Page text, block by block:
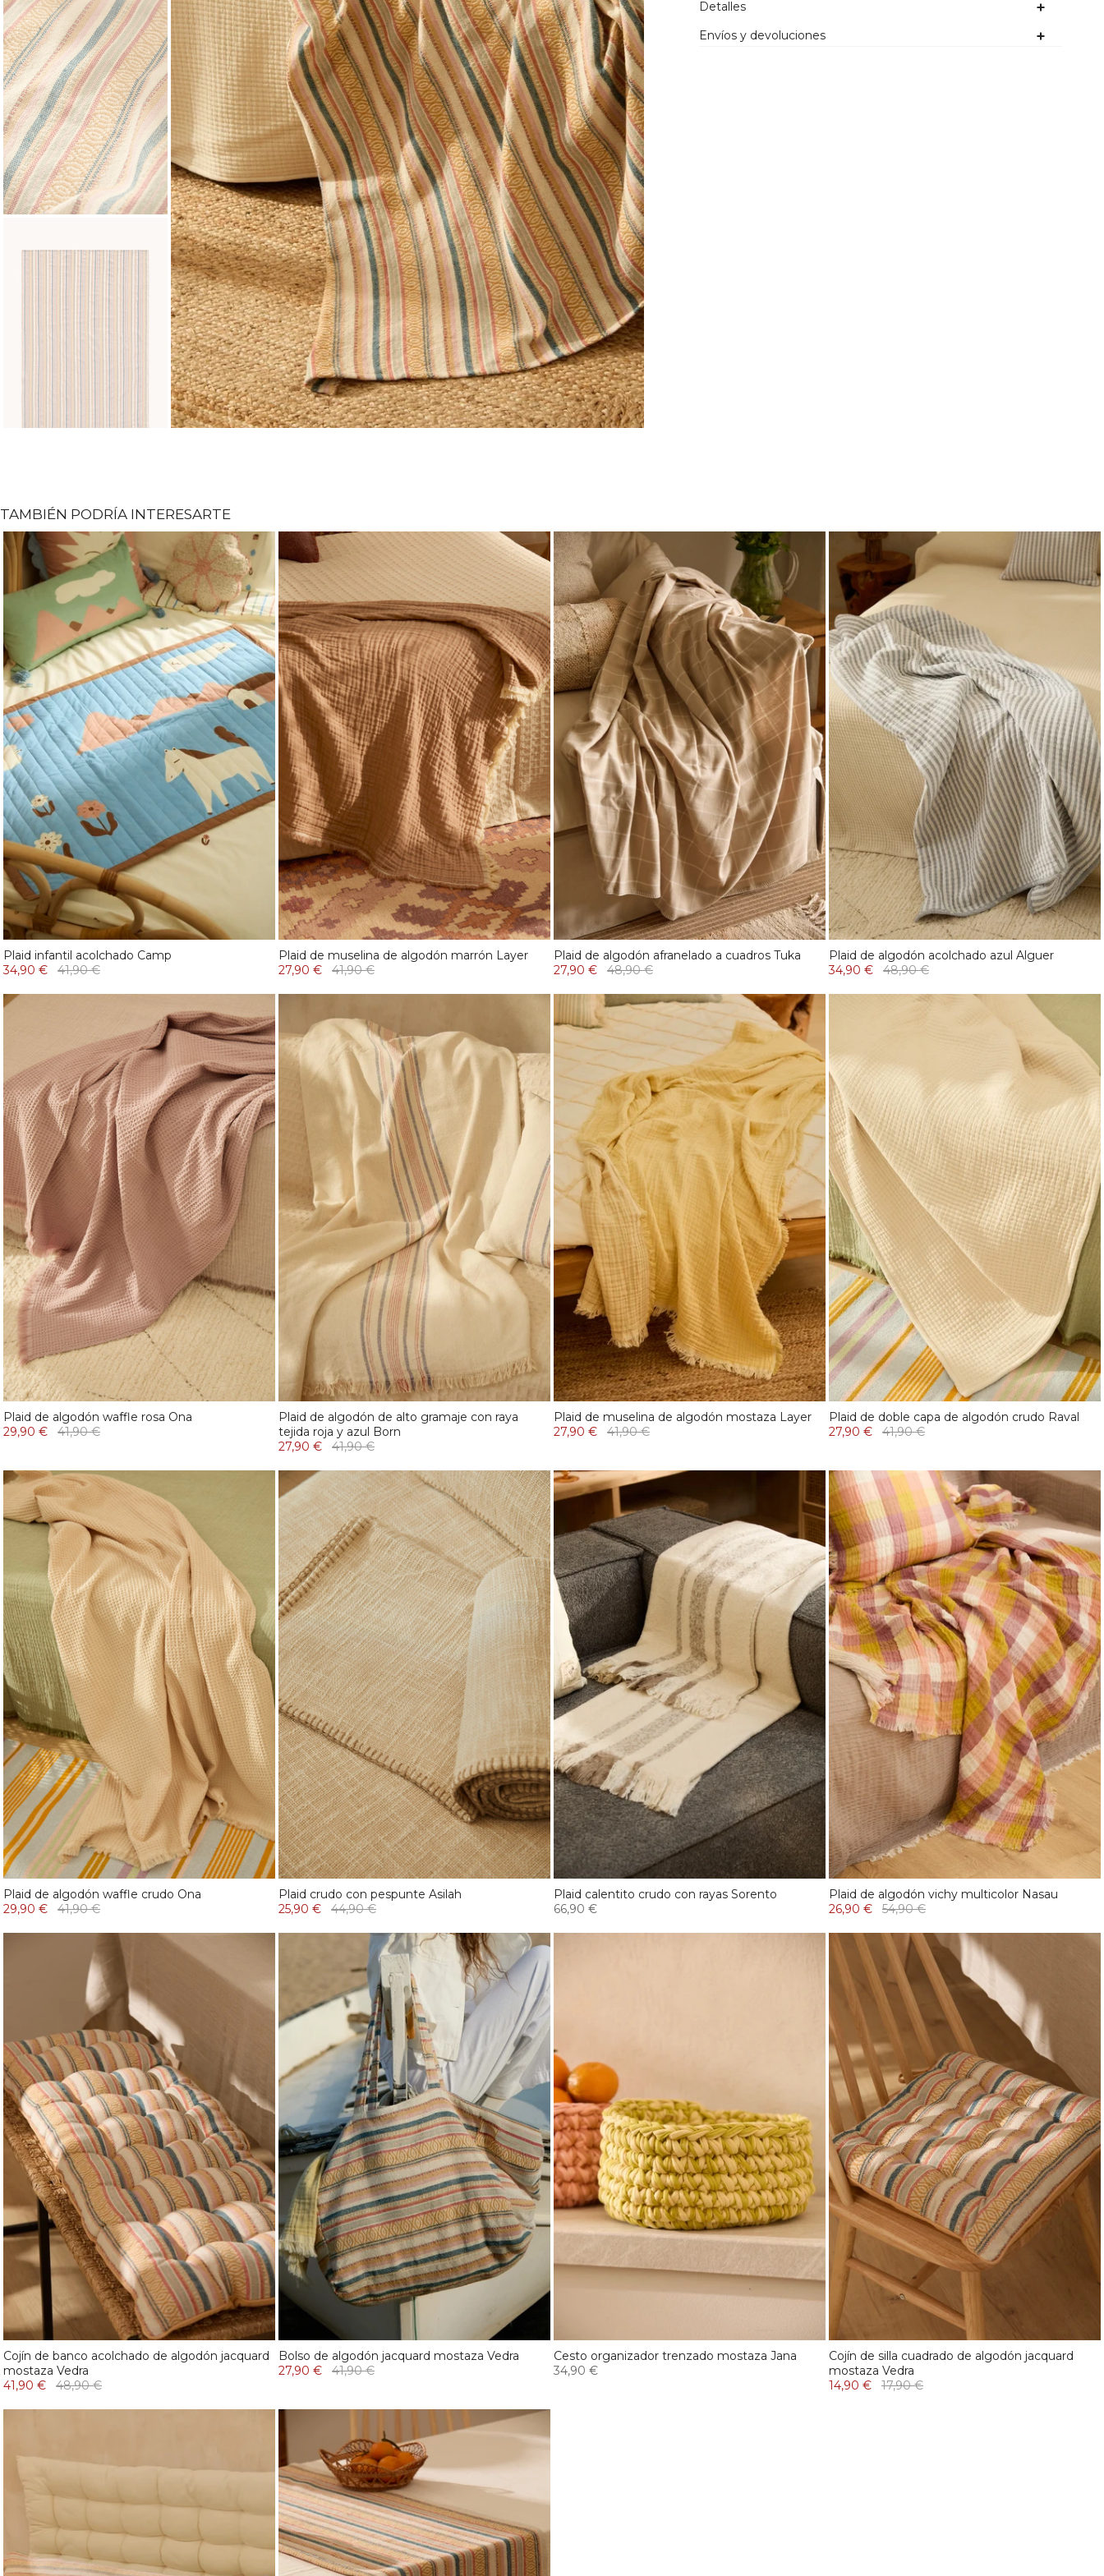
Detalles
Envíos y devoluciones
TAMBIÉN PODRÍA INTERESARTE
Plaid infantil acolchado Camp
34,90 €
41,90 €
Plaid de muselina de algodón marrón Layer
27,90 €
41,90 €
Plaid de algodón afranelado a cuadros Tuka
27,90 €
48,90 €
Plaid de algodón acolchado azul Alguer
34,90 €
48,90 €
Plaid de algodón waffle rosa Ona
29,90 €
41,90 €
Plaid de algodón de alto gramaje con raya
tejida roja y azul Born
27,90 €
41,90 €
Plaid de muselina de algodón mostaza Layer
27,90 €
41,90 €
Plaid de doble capa de algodón crudo Raval
27,90 €
41,90 €
Plaid de algodón waffle crudo Ona
29,90 €
41,90 €
Plaid crudo con pespunte Asilah
25,90 €
44,90 €
Plaid calentito crudo con rayas Sorento
66,90 €
Plaid de algodón vichy multicolor Nasau
26,90 €
54,90 €
Cojín de banco acolchado de algodón jacquard
mostaza Vedra
41,90 €
48,90 €
Bolso de algodón jacquard mostaza Vedra
27,90 €
41,90 €
Cesto organizador trenzado mostaza Jana
34,90 €
Cojín de silla cuadrado de algodón jacquard
mostaza Vedra
14,90 €
17,90 €